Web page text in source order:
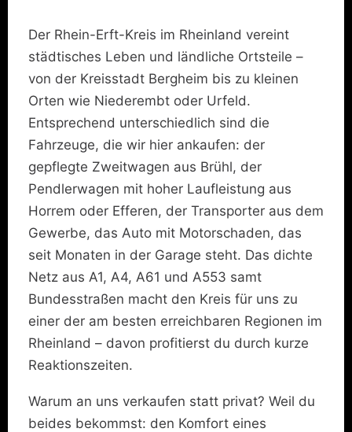
Der Rhein-Erft-Kreis im Rheinland vereint
städtisches Leben und ländliche Ortsteile –
von der Kreisstadt Bergheim bis zu kleinen
Orten wie Niederembt oder Urfeld.
Entsprechend unterschiedlich sind die
Fahrzeuge, die wir hier ankaufen: der
gepflegte Zweitwagen aus Brühl, der
Pendlerwagen mit hoher Laufleistung aus
Horrem oder Efferen, der Transporter aus dem
Gewerbe, das Auto mit Motorschaden, das
seit Monaten in der Garage steht. Das dichte
Netz aus A1, A4, A61 und A553 samt
Bundesstraßen macht den Kreis für uns zu
einer der am besten erreichbaren Regionen im
Rheinland – davon profitierst du durch kurze
Reaktionszeiten.
Warum an uns verkaufen statt privat? Weil du
beides bekommst: den Komfort eines